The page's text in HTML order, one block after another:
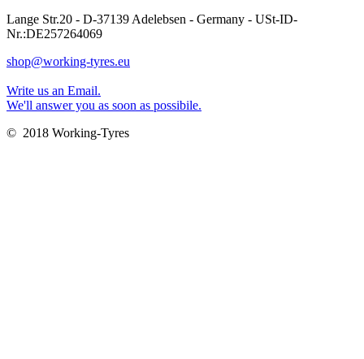
Lange Str.20 - D-37139 Adelebsen - Germany - USt-ID-
Nr.:DE257264069
shop@working-tyres.eu
Write us an Email.
We'll answer you as soon as possibile.
© 2018 Working-Tyres